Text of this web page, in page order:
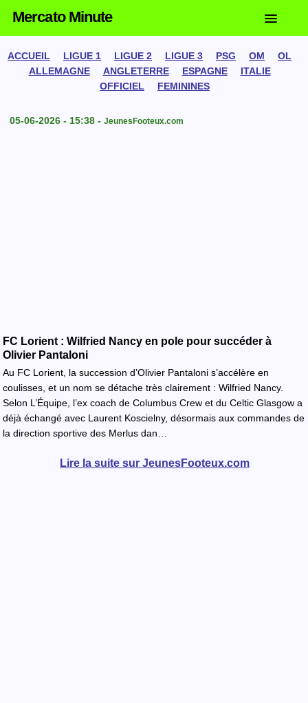
Mercato Minute
ACCUEIL LIGUE 1 LIGUE 2 LIGUE 3 PSG OM
OL
ALLEMAGNE
ANGLETERRE ESPAGNE
ITALIE
OFFICIEL
FEMININES
05-06-2026 - 15:38 - JeunesFooteux.com
FC Lorient : Wilfried Nancy en pole pour succéder à
Olivier Pantaloni
Au FC Lorient, la succession d’Olivier Pantaloni s’accélère en
coulisses, et un nom se détache très clairement : Wilfried Nancy.
Selon L’Équipe, l’ex coach de Columbus Crew et du Celtic Glasgow a
déjà échangé avec Laurent Koscielny, désormais aux commandes de
la direction sportive des Merlus dan…
Lire la suite sur JeunesFooteux.com